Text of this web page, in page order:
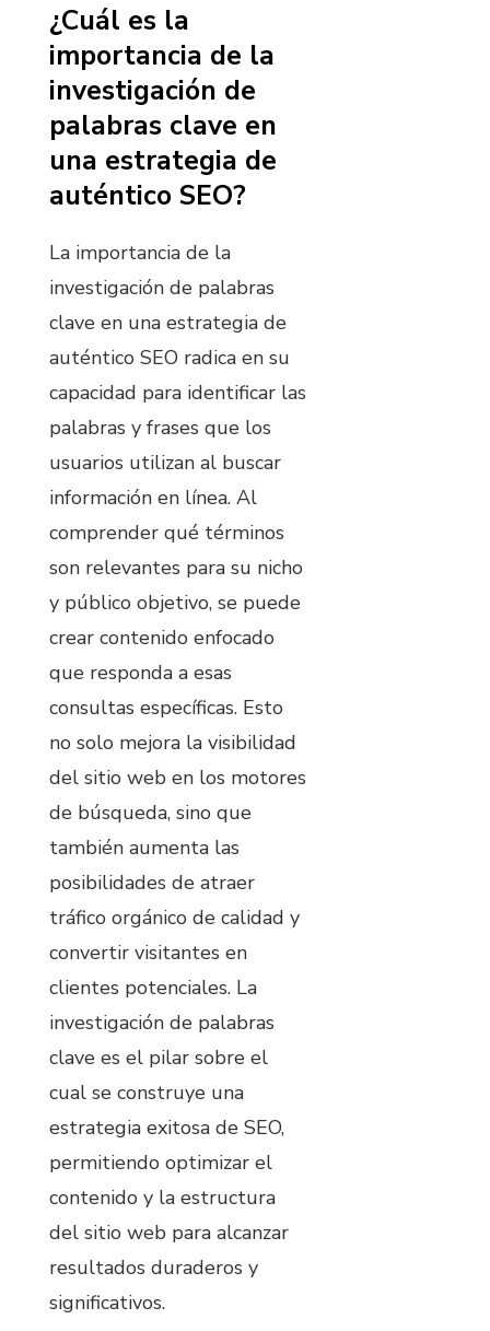
¿Cuál es la
importancia de la
investigación de
palabras clave en
una estrategia de
auténtico SEO?
La importancia de la
investigación de palabras
clave en una estrategia de
auténtico SEO radica en su
capacidad para identificar las
palabras y frases que los
usuarios utilizan al buscar
información en línea. Al
comprender qué términos
son relevantes para su nicho
y público objetivo, se puede
crear contenido enfocado
que responda a esas
consultas específicas. Esto
no solo mejora la visibilidad
del sitio web en los motores
de búsqueda, sino que
también aumenta las
posibilidades de atraer
tráfico orgánico de calidad y
convertir visitantes en
clientes potenciales. La
investigación de palabras
clave es el pilar sobre el
cual se construye una
estrategia exitosa de SEO,
permitiendo optimizar el
contenido y la estructura
del sitio web para alcanzar
resultados duraderos y
significativos.